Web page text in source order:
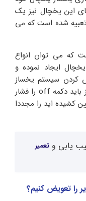
این یخچال نیز یک
شده است که می
که می توان انواع
ایجاد نموده و
کردن سیستم یخساز
یخچال گرنیه کنید. برای انجام این کار نیز باید دکمه off را فشار
کشیده اید را مجددا
یابی و تعمیر
را تعویض کنیم؟